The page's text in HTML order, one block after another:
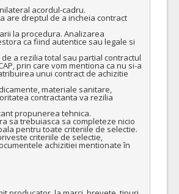
acordul-cadru.
are dreptul de a incheia contract
la procedura. Analizarea
ca fiind autentice sau legale si
a rezilia total sau partial contractul
prin care vom mentiona ca nu si-a
unui contract de achizitie
materiale sanitare,
contractanta va rezilia
propunerea tehnica.
sa trebuiasca sa completeze nicio
pentru toate criteriile de selectie.
criteriile de selectie,
achizitiei mentionate în